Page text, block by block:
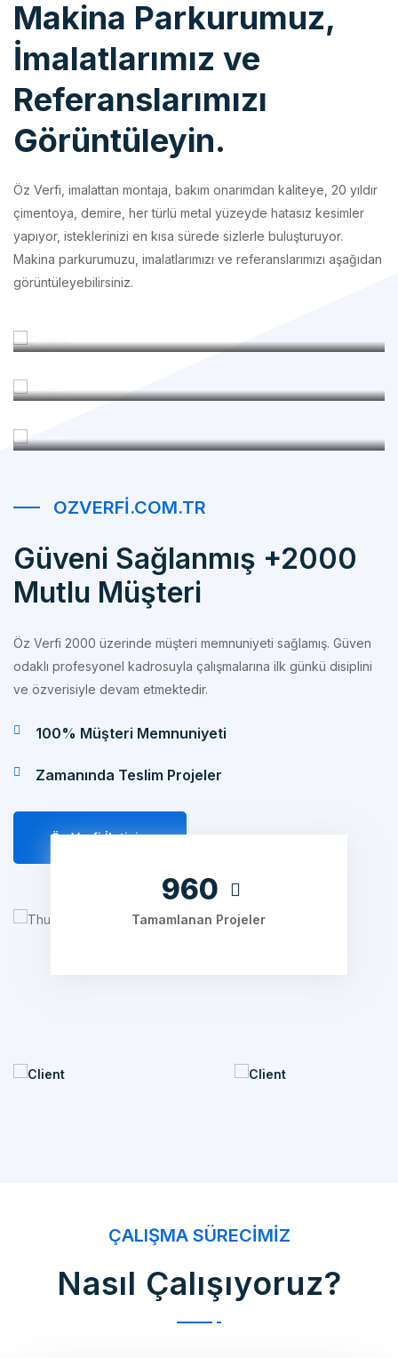
İmalatlarımız ve
Referanslarımızı
Görüntüleyin.
Öz Verfi, imalattan montaja, bakım onarımdan kaliteye, 20 yıldır
yapıyor, isteklerinizi en kısa sürede sizlerle buluşturuyor.
Makina parkurumuzu, imalatlarımızı ve referanslarımızı aşağıdan
görüntüleyebilirsiniz.
İmalatlarımız
Güveni Sağlanmış +2000
Mutlu Müşteri
Öz Verfi 2000 üzerinde müşteri memnuniyeti sağlamış. Güven
ve özverisiyle devam etmektedir.
100% Müşteri Memnuniyeti
Zamanında Teslim Projeler
Tamamlanan Projeler
Nasıl Çalışıyoruz?